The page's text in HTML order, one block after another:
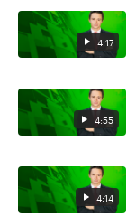
4:17
4:55
4:14